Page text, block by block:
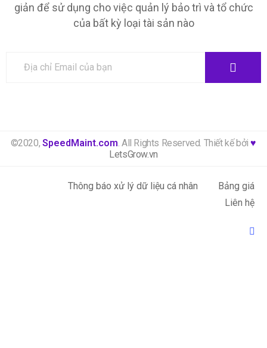
giản để sử dụng cho việc quản lý bảo trì và tổ chức
của bất kỳ loại tài sản nào
©2020, SpeedMaint.com . All Rights Reserved. Thiết kế bởi♥
LetsGrow.vn
Thông báo xử lý dữ liệu cá nhân
Bảng giá
Liên hệ